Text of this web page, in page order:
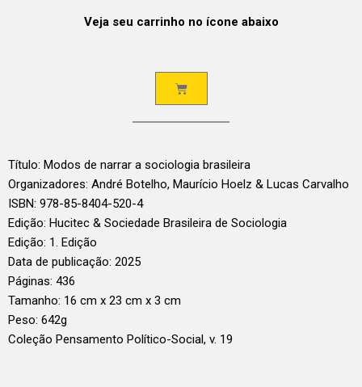
Veja seu carrinho no ícone abaixo
Título: Modos de narrar a sociologia brasileira
Organizadores: André Botelho, Maurício Hoelz & Lucas Carvalho
ISBN: 978-85-8404-520-4
Edição: Hucitec & Sociedade Brasileira de Sociologia
Edição: 1. Edição
Data de publicação: 2025
Páginas: 436
Tamanho: 16 cm x 23 cm x 3 cm
Peso: 642g
Coleção Pensamento Político-Social, v. 19